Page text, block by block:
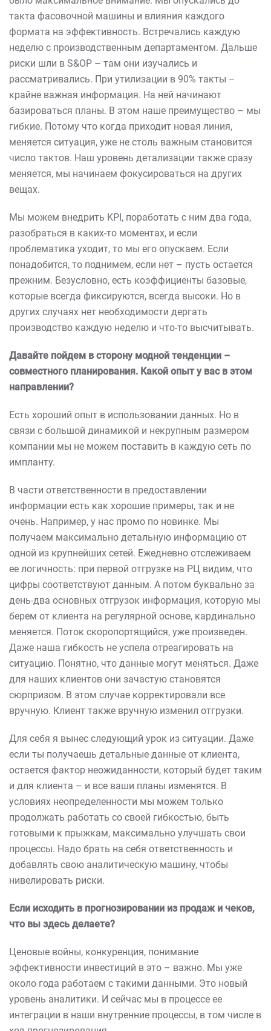
такта фасовочной машины и влияния каждого
формата на эффективность. Встречались каждую
неделю с производственным департаментом. Дальше
риски шли в S&OP – там они изучались и
рассматривались. При утилизации в 90% такты –
крайне важная информация. На ней начинают
базироваться планы. В этом наше преимущество – мы
гибкие. Потому что когда приходит новая линия,
меняется ситуация, уже не столь важным становится
число тактов. Наш уровень детализации также сразу
меняется, мы начинаем фокусироваться на других
вещах.
Мы можем внедрить KPI, поработать с ним два года,
разобраться в каких-то моментах, и если
проблематика уходит, то мы его опускаем. Если
понадобится, то поднимем, если нет – пусть остается
прежним. Безусловно, есть коэффициенты базовые,
которые всегда фиксируются, всегда высоки. Но в
других случаях нет необходимости дергать
производство каждую неделю и что-то высчитывать.
Давайте пойдем в сторону модной тенденции –
совместного планирования. Какой опыт у вас в этом
направлении?
Есть хороший опыт в использовании данных. Но в
связи с большой динамикой и некрупным размером
компании мы не можем поставить в каждую сеть по
импланту.
В части ответственности в предоставлении
информации есть как хорошие примеры, так и не
очень. Например, у нас промо по новинке. Мы
получаем максимально детальную информацию от
одной из крупнейших сетей. Ежедневно отслеживаем
ее логичность: при первой отгрузке на РЦ видим, что
цифры соответствуют данным. А потом буквально за
день-два основных отгрузок информация, которую мы
берем от клиента на регулярной основе, кардинально
меняется. Поток скоропортящийся, уже произведен.
Даже наша гибкость не успела отреагировать на
ситуацию. Понятно, что данные могут меняться. Даже
для наших клиентов они зачастую становятся
сюрпризом. В этом случае корректировали все
вручную. Клиент также вручную изменил отгрузки.
Для себя я вынес следующий урок из ситуации. Даже
если ты получаешь детальные данные от клиента,
остается фактор неожиданности, который будет таким
и для клиента – и все ваши планы изменятся. В
условиях неопределенности мы можем только
продолжать работать со своей гибкостью, быть
готовыми к прыжкам, максимально улучшать свои
процессы. Надо брать на себя ответственность и
добавлять свою аналитическую машину, чтобы
нивелировать риски.
Если исходить в прогнозировании из продаж и чеков,
что вы здесь делаете?
Ценовые войны, конкуренция, понимание
эффективности инвестиций в это – важно. Мы уже
около года работаем с такими данными. Это новый
уровень аналитики. И сейчас мы в процессе ее
интеграции в наши внутренние процессы, в том числе в